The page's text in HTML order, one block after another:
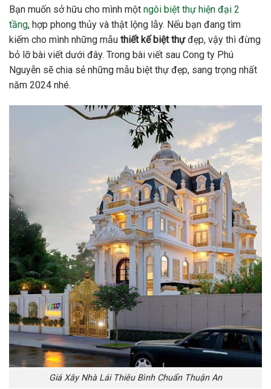
Bạn muốn sở hữu cho mình một ngôi biệt thự hiện đại 2
tầng, hợp phong thủy và thật lộng lẫy. Nếu bạn đang tìm
kiếm cho mình những mẫu thiết kế biệt thựđẹp, vậy thì đừng
bỏ lỡ bài viết dưới đây. Trong bài viết sau Cong ty Phú
Nguyễn sẽ chia sẻ những mẫu biệt thự đẹp, sang trọng nhất
năm 2024 nhé.
Giá Xây Nhà Lái Thiêu Bình Chuẩn Thuận An